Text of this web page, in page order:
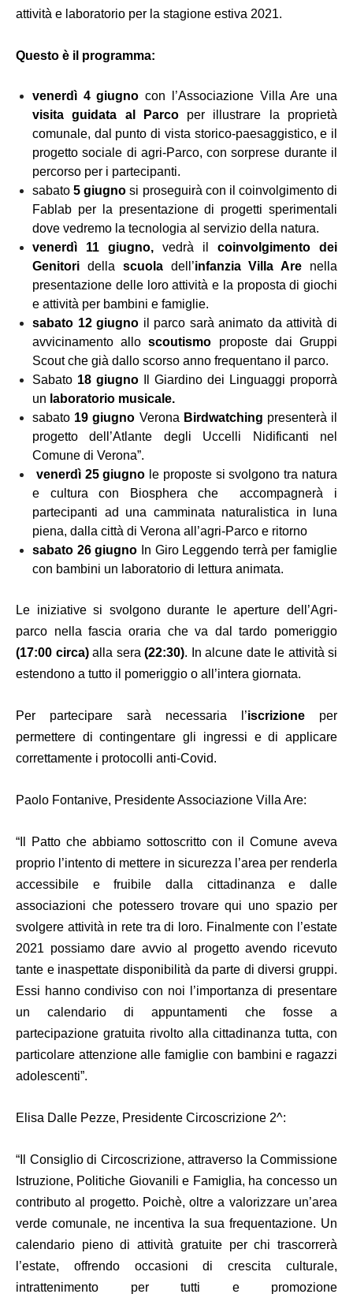
attività e laboratorio per la stagione estiva 2021.
Questo è il programma:
venerdì 4 giugno con l’Associazione Villa Are una
visita guidata
al Parcoper illustrare la proprietà
comunale, dal punto di vista storico-paesaggistico, e il
progetto sociale di agri-Parco, con sorprese durante il
percorso per i partecipanti.
sabato 5giugno si proseguirà con il coinvolgimento di
Fablab per la presentazione di progetti sperimentali
dove vedremo la tecnologia al servizio della natura.
venerdì 11 giugno, vedrà il coinvolgimento dei
Genitori della scuoladell’infanzia Villa Are nella
presentazione delle loro attività e la proposta di giochi
e attività per bambini e famiglie.
sabato 12 giugno il parco sarà animato da attività di
avvicinamento alloscoutismo proposte dai Gruppi
Scout che già dallo scorso anno frequentano il parco.
Sabato 18 giugno
Il Giardino dei Linguaggi proporrà
un laboratorio musicale.
sabato 19giugno Verona Birdwatching presenterà il
progetto dell’Atlante degli Uccelli Nidificanti nel
Comune di Verona”.
venerdì 25giugno le proposte si svolgono tra natura
e cultura con Biosphera che
accompagnerà i
partecipanti ad una camminata naturalistica in luna
piena, dalla città di Verona all’agri-Parco e ritorno
sabato 26 giugno In Giro Leggendo terrà per famiglie
con bambini un laboratorio di lettura animata.
Le iniziative si svolgono durante le aperture dell’Agri-
parco nella fascia oraria che va dal tardo pomeriggio
(17:00 circa)alla sera (22:30). In alcune date le attività si
estendono a tutto il pomeriggio o all’intera giornata.
Per partecipare sarà necessaria l’iscrizione per
permettere di contingentare gli ingressi e di applicare
correttamente i protocolli anti-Covid.
Paolo Fontanive, Presidente Associazione Villa Are:
“Il Patto che abbiamo sottoscritto con il Comune aveva
proprio l’intento di mettere in sicurezza l’area per renderla
accessibile e fruibile dalla cittadinanza e dalle
associazioni che potessero trovare qui uno spazio per
svolgere attività in rete tra di loro. Finalmente con l’estate
2021 possiamo dare avvio al progetto avendo ricevuto
tante e inaspettate disponibilità da parte di diversi gruppi.
Essi hanno condiviso con noi l’importanza di presentare
un calendario di appuntamenti che fosse a
partecipazione gratuita rivolto alla cittadinanza tutta, con
particolare attenzione alle famiglie con bambini e ragazzi
adolescenti”.
Elisa Dalle Pezze, Presidente Circoscrizione 2^:
“Il Consiglio di Circoscrizione, attraverso la Commissione
Istruzione, Politiche Giovanili e Famiglia, ha concesso un
contributo al progetto. Poichè, oltre a valorizzare un’area
verde comunale, ne incentiva la sua frequentazione. Un
calendario pieno di attività gratuite per chi trascorrerà
l’estate, offrendo occasioni di crescita culturale,
intrattenimento per tutti e promozione